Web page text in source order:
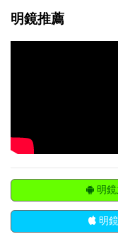
明鏡推薦
明鏡
明鏡